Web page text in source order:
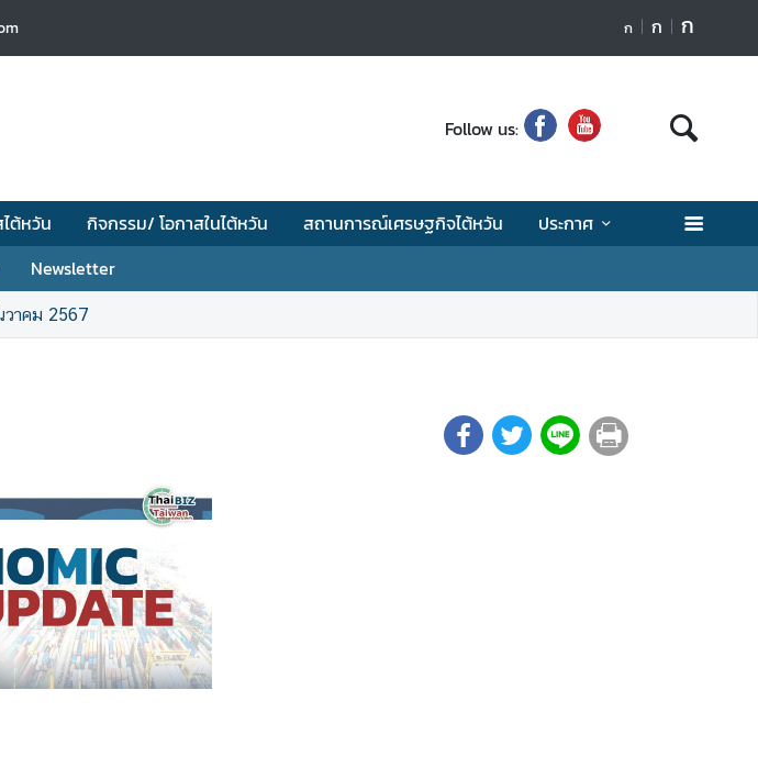
ก ก ก
Follow us:
ไต้หวัน กิจกรรม/ โอกาสในไต้หวัน สถานการณ์เศรษฐกิจไต้หวัน
ประกาศ
Newsletter
าคม 2567